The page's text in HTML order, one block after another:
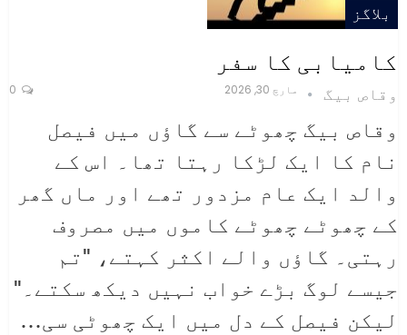
بلاگز
کامیابی کا سفر
وقاص بیگ مارچ 30, 2026
وقاص بیگ چھوٹے سے گاؤں میں فیصل
نام کا ایک لڑکا رہتا تھا۔ اس کے
والد ایک عام مزدور تھے اور ماں گھر
کے چھوٹے چھوٹے کاموں میں مصروف
رہتی۔ گاؤں والے اکثر کہتے، "تم
جیسے لوگ بڑے خواب نہیں دیکھ سکتے۔"
لیکن فیصل کے دل میں ایک چھوٹی سی…